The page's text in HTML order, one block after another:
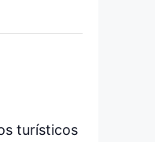
turísticos